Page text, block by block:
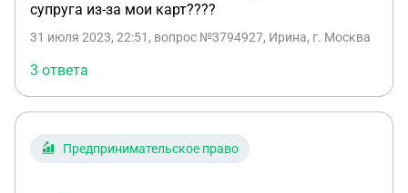
супруга из-за мои карт????
31 июля 2023, 22:51 , вопрос №3794927, Ирина, г. Москва
3 ответа
Предпринимательское право